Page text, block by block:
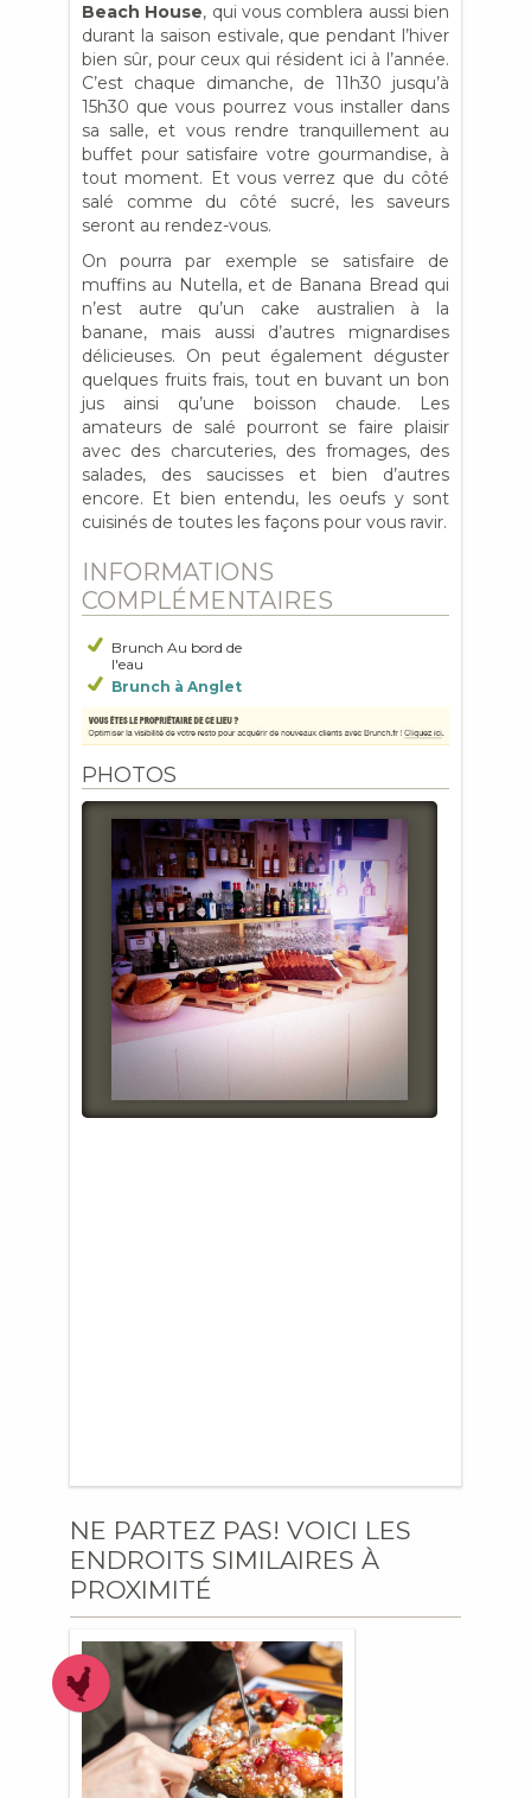
Beach House, qui vous comblera aussi bien
durant la saison estivale, que pendant l’hiver
bien sûr, pour ceux qui résident ici à l’année.
C’est chaque dimanche, de 11h30 jusqu’à
15h30 que vous pourrez vous installer dans
sa salle, et vous rendre tranquillement au
buffet pour satisfaire votre gourmandise, à
tout moment. Et vous verrez que du côté
salé comme du côté sucré, les saveurs
seront au rendez-vous.
On pourra par exemple se satisfaire de
muffins au Nutella, et de Banana Bread qui
n’est autre qu’un cake australien à la
banane, mais aussi d’autres mignardises
délicieuses. On peut également déguster
quelques fruits frais, tout en buvant un bon
jus ainsi qu’une boisson chaude. Les
amateurs de salé pourront se faire plaisir
avec des charcuteries, des fromages, des
salades, des saucisses et bien d’autres
encore. Et bien entendu, les oeufs y sont
cuisinés de toutes les façons pour vous ravir.
INFORMATIONS
COMPLÉMENTAIRES
Brunch Au bord de
l'eau
Brunch à Anglet
PHOTOS
NE PARTEZ PAS! VOICI LES
ENDROITS SIMILAIRES À
PROXIMITÉ